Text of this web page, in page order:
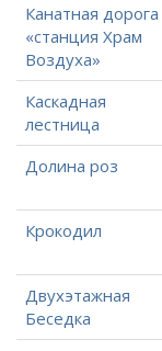
Канатная дорога
«станция Храм
Воздуха»
Каскадная
лестница
Долина роз
Крокодил
Двухэтажная
Беседка